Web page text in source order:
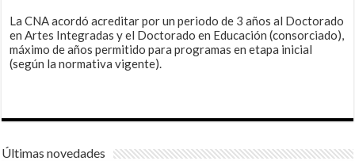
La CNA acordó acreditar por un periodo de 3 años al Doctorado
en Artes Integradas y el Doctorado en Educación (consorciado),
máximo de años permitido para programas en etapa inicial
(según la normativa vigente).
Últimas novedades